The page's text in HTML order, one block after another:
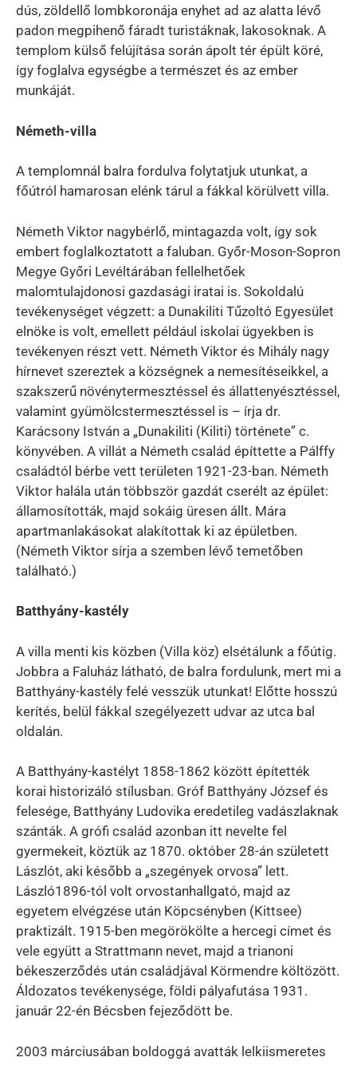
dús, zöldellő lombkoronája enyhet ad az alatta lévő
padon megpihenő fáradt turistáknak, lakosoknak. A
templom külső felújítása során ápolt tér épült köré,
így foglalva egységbe a természet és az ember
munkáját.
Németh-villa
A templomnál balra fordulva folytatjuk utunkat, a
főútról hamarosan elénk tárul a fákkal körülvett villa.
Németh Viktor nagybérlő, mintagazda volt, így sok
embert foglalkoztatott a faluban. Győr-Moson-Sopron
Megye Győri Levéltárában fellelhetőek
malomtulajdonosi gazdasági iratai is. Sokoldalú
tevékenységet végzett: a Dunakiliti Tűzoltó Egyesület
elnöke is volt, emellett például iskolai ügyekben is
tevékenyen részt vett. Németh Viktor és Mihály nagy
hírnevet szereztek a községnek a nemesítéseikkel, a
szakszerű növénytermesztéssel és állattenyésztéssel,
valamint gyümölcstermesztéssel is – írja dr.
Karácsony István a „Dunakiliti (Kiliti) története” c.
könyvében. A villát a Németh család építtette a Pálffy
családtól bérbe vett területen 1921-23-ban. Németh
Viktor halála után többször gazdát cserélt az épület:
államosították, majd sokáig üresen állt. Mára
apartmanlakásokat alakítottak ki az épületben.
(Németh Viktor sírja a szemben lévő temetőben
található.)
Batthyány-kastély
A villa menti kis közben (Villa köz) elsétálunk a főútig.
Jobbra a Faluház látható, de balra fordulunk, mert mi a
Batthyány-kastély felé vesszük utunkat! Előtte hosszú
kerítés, belül fákkal szegélyezett udvar az utca bal
oldalán.
A Batthyány-kastélyt 1858-1862 között építették
korai historizáló stílusban. Gróf Batthyány József és
felesége, Batthyány Ludovika eredetileg vadászlaknak
szánták. A grófi család azonban itt nevelte fel
gyermekeit, köztük az 1870. október 28-án született
Lászlót, aki később a „szegények orvosa” lett.
László1896-tól volt orvostanhallgató, majd az
egyetem elvégzése után Köpcsényben (Kittsee)
praktizált. 1915-ben megörökölte a hercegi címet és
vele együtt a Strattmann nevet, majd a trianoni
békeszerződés után családjával Körmendre költözött.
Áldozatos tevékenysége, földi pályafutása 1931.
január 22-én Bécsben fejeződött be.
2003 márciusában boldoggá avatták lelkiismeretes